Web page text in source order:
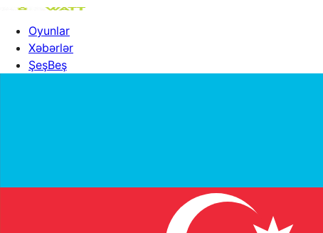
Oyunlar
Xəbərlər
ŞeşBeş